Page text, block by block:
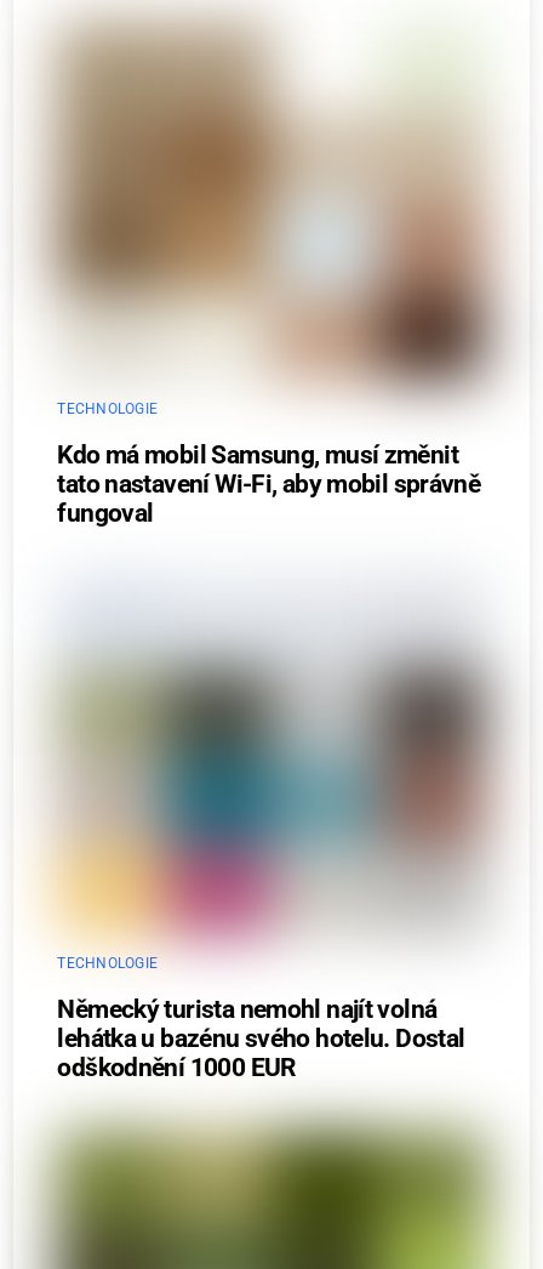
TECHNOLOGIE
Kdo má mobil Samsung, musí změnit
tato nastavení Wi-Fi, aby mobil správně
fungoval
TECHNOLOGIE
Německý turista nemohl najít volná
lehátka u bazénu svého hotelu. Dostal
odškodnění 1000 EUR